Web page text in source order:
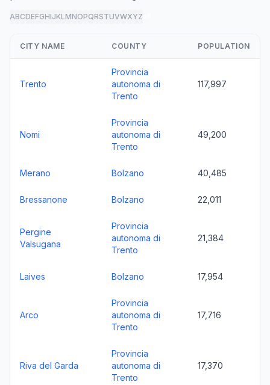
ABCDEFGHIJKLMNOPQRSTUVWXYZ
CITY NAME COUNTY POPULATION
Trento
Provincia
autonoma di
Trento
117,997
Nomi
Provincia
autonoma di
Trento
49,200
Merano Bolzano 40,485
Bressanone Bolzano 22,011
Pergine
Valsugana
Provincia
autonoma di
Trento
21,384
Laives Bolzano 17,954
Arco
Provincia
autonoma di
Trento
17,716
Riva del Garda
Provincia
autonoma di
Trento
17,370